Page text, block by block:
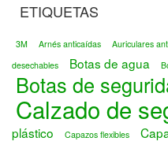
ETIQUETAS
3M Arnés anticaídas Auriculares
desechables
Botas de agua
Botas de
Calzado de
plástico
Capazos flexibles